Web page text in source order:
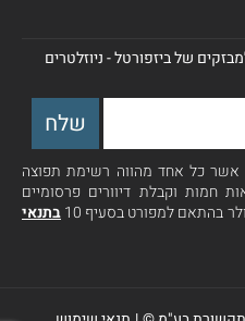
של ביזפורטל - ניוזלטרים
אשר כל אחד מהווה רשימת תפוצה
חמות וקבלת דיוורים פרסומיים
בהתאם למפורט בסעיף 10
בתנאי